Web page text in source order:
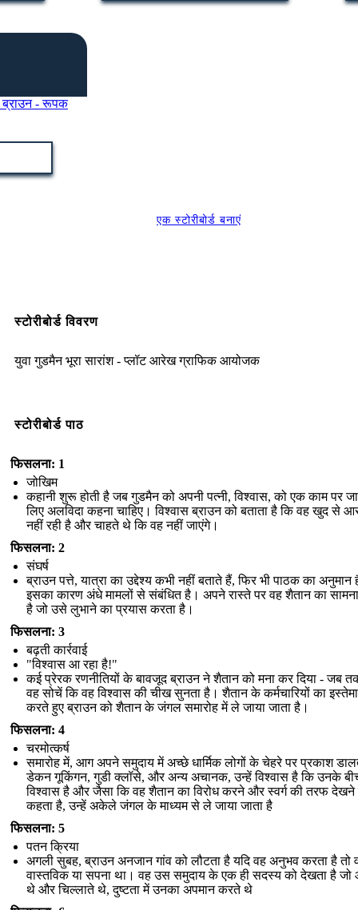
एक स्टोरीबोर्ड बनाएं
स्टोरीबोर्ड विवरण
युवा गुडमैन भूरा सारांश - प्लॉट आरेख ग्राफिक आयोजक
स्टोरीबोर्ड पाठ
फिसलना: 1
जोखिम
कहानी शुरू होती है जब गुडमैन को अपनी पत्नी, विश्वास, को एक काम पर
लिए अलविदा कहना चाहिए। विश्वास ब्राउन को बताता है कि वह खुद से
नहीं रही है और चाहते थे कि वह नहीं जाएंगे।
फिसलना: 2
संघर्ष
ब्राउन पत्ते, यात्रा का उद्देश्य कभी नहीं बताते हैं, फिर भी पाठक का अनुमान
इसका कारण अंधे मामलों से संबंधित है। अपने रास्ते पर वह शैतान का
है जो उसे लुभाने का प्रयास करता है।
फिसलना: 3
बढ़ती कार्रवाई
"विश्वास आ रहा है!"
कई प्रेरक रणनीतियों के बावजूद ब्राउन ने शैतान को मना कर दिया - जब
वह सोचें कि वह विश्वास की चीख सुनता है। शैतान के कर्मचारियों का
करते हुए ब्राउन को शैतान के जंगल समारोह में ले जाया जाता है।
फिसलना: 4
चरमोत्कर्ष
समारोह में, आग अपने समुदाय में अच्छे धार्मिक लोगों के चेहरे पर प्रकाश
डेकन गूकिंगन, गुडी क्लॉसे, और अन्य अचानक, उन्हें विश्वास है कि उनके
विश्वास है और जैसा कि वह शैतान का विरोध करने और स्वर्ग की तरफ
कहता है, उन्हें अकेले जंगल के माध्यम से ले जाया जाता है
फिसलना: 5
पतन क्रिया
अगली सुबह, ब्राउन अनजान गांव को लौटता है यदि वह अनुभव करता है तो
वास्तविक या सपना था। वह उस समुदाय के एक ही सदस्य को देखता है
थे और चिल्लाते थे, दुष्टता में उनका अपमान करते थे